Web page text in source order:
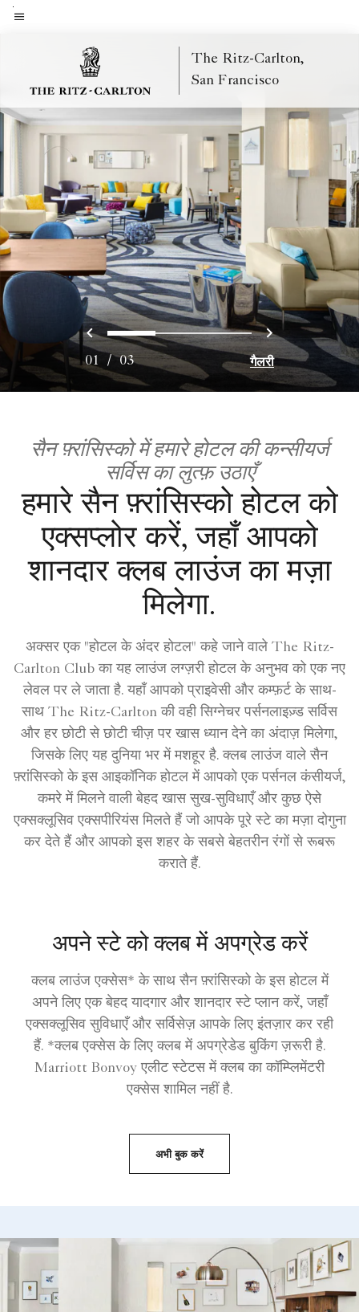
Skip
The Ritz-Carlton,
San Francisco
पिछला0 1 2 अगला
01 /03 गैलरी
सैन फ़्रांसिस्को में हमारे होटल की कन्सीयर्ज
सर्विस का लुत्फ़ उठाएँ
हमारे सैन फ़्रांसिस्को होटल को
एक्सप्लोर करें, जहाँ आपको
शानदार क्लब लाउंज का मज़ा
मिलेगा.
अक्सर एक "होटल के अंदर होटल" कहे जाने वाले The Ritz-
Carlton Club का यह लाउंज लग्ज़री होटल के अनुभव को एक नए
लेवल पर ले जाता है. यहाँ आपको प्राइवेसी और कम्फ़र्ट के साथ-
साथ The Ritz-Carlton की वही सिग्नेचर पर्सनलाइज़्ड सर्विस
और हर छोटी से छोटी चीज़ पर खास ध्यान देने का अंदाज़ मिलेगा,
जिसके लिए यह दुनिया भर में मशहूर है. क्लब लाउंज वाले सैन
फ़्रांसिस्को के इस आइकॉनिक होटल में आपको एक पर्सनल कंसीयर्ज,
कमरे में मिलने वाली बेहद खास सुख-सुविधाएँ और कुछ ऐसे
एक्सक्लूसिव एक्सपीरियंस मिलते हैं जो आपके पूरे स्टे का मज़ा दोगुना
कर देते हैं और आपको इस शहर के सबसे बेहतरीन रंगों से रूबरू
कराते हैं.
अपने स्टे को क्लब में अपग्रेड करें
क्लब लाउंज एक्सेस* के साथ सैन फ़्रांसिस्को के इस होटल में
अपने लिए एक बेहद यादगार और शानदार स्टे प्लान करें, जहाँ
एक्सक्लूसिव सुविधाएँ और सर्विसेज़ आपके लिए इंतज़ार कर रही
हैं. *क्लब एक्सेस के लिए क्लब में अपग्रेडेड बुकिंग ज़रूरी है.
Marriott Bonvoy एलीट स्टेटस में क्लब का कॉम्प्लिमेंटरी
एक्सेस शामिल नहीं है.
अभी बुक करें